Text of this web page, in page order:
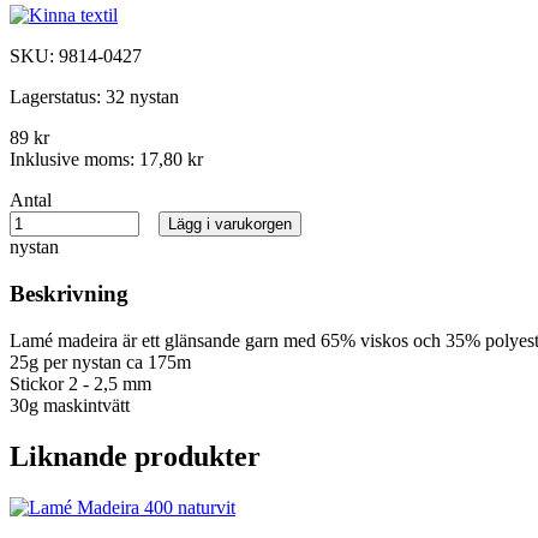
SKU: 9814-0427
Lagerstatus: 32 nystan
89 kr
Inklusive moms: 17,80 kr
Antal
nystan
Lägg i varukorgen
Beskrivning
Lamé madeira är ett glänsande garn med 65% viskos och 35%
25g per nystan ca 175m
Stickor 2 - 2,5 mm
30g maskintvätt
Liknande produkter